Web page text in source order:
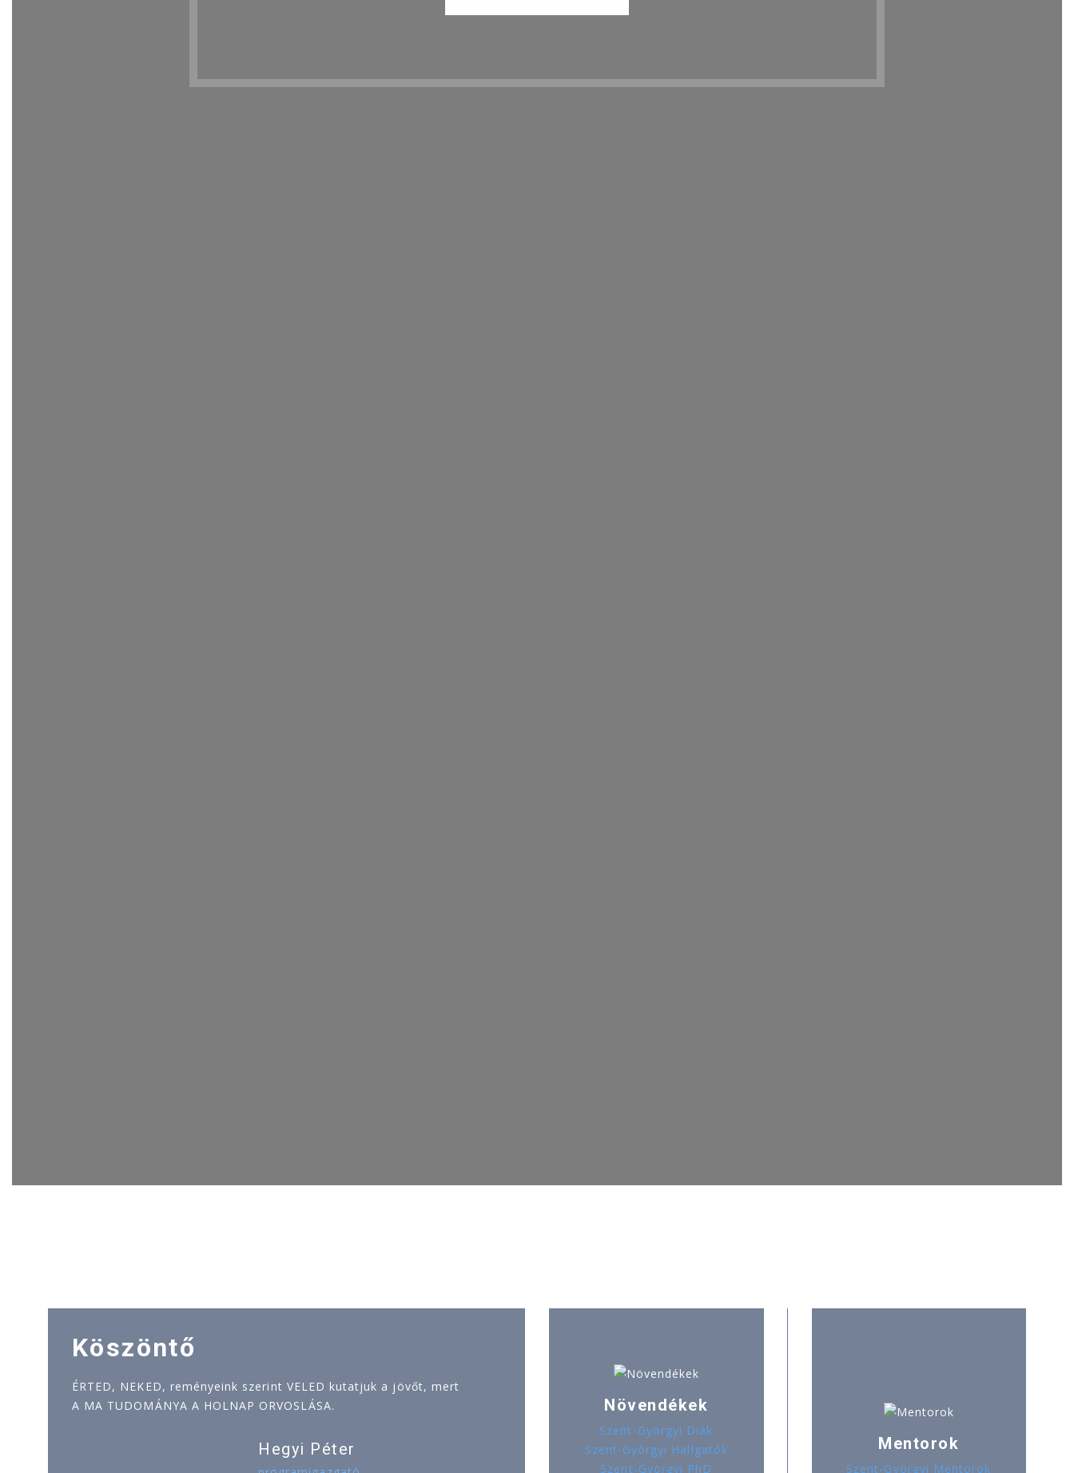
Köszöntő
ÉRTED, NEKED, reményeink szerint VELED kutatjuk a jövőt, mert
A MA TUDOMÁNYA A HOLNAP ORVOSLÁSA.
Hegyi Péter
Növendékek
Szent-Györgyi Diák
Szent-Györgyi Hallgatók
Szent-Györgyi PhD
Mentorok
Szent-Györgyi Mentorok